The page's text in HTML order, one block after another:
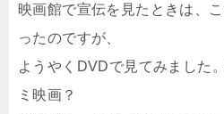
映画館で宣伝を見たときは、
ったのですが、
ようやくDVDで見てみました
ミ映画？